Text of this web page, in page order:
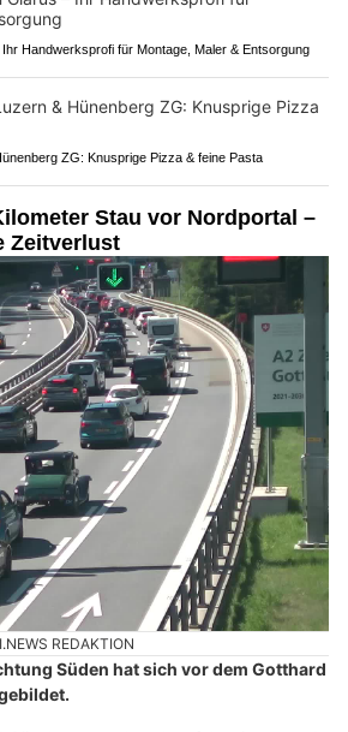
Handwerksprofi für Montage, Maler & Entsorgung
ZG: Knusprige Pizza & feine Pasta
Stau vor Nordportal –
Zeitverlust
REDAKTION
Süden hat sich vor dem Gotthard